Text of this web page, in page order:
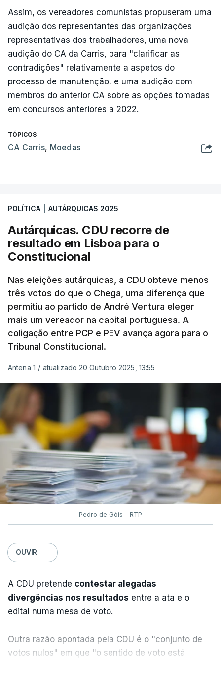
Assim, os vereadores comunistas propuseram uma
audição dos representantes das organizações
representativas dos trabalhadores, uma nova
audição do CA da Carris, para "clarificar as
contradições" relativamente a aspetos do
processo de manutenção, e uma audição com
membros do anterior CA sobre as opções tomadas
em concursos anteriores a 2022.
TÓPICOS
CA Carris, Moedas
POLÍTICA AUTÁRQUICAS 2025
Autárquicas. CDU recorre de
resultado em Lisboa para o
Constitucional
Nas eleições autárquicas, a CDU obteve menos
três votos do que o Chega, uma diferença que
permitiu ao partido de André Ventura eleger
mais um vereador na capital portuguesa. A
coligação entre PCP e PEV avança agora para o
Tribunal Constitucional.
Antena 1 / atualizado 20 Outubro 2025, 13:55
Pedro de Góis - RTP
OUVIR
A CDU pretende contestar alegadas
divergências nos resultados entre a ata e o
edital numa mesa de voto.
Outra razão apontada pela CDU é o "conjunto de
votos nulos" em que "o sentido de voto está